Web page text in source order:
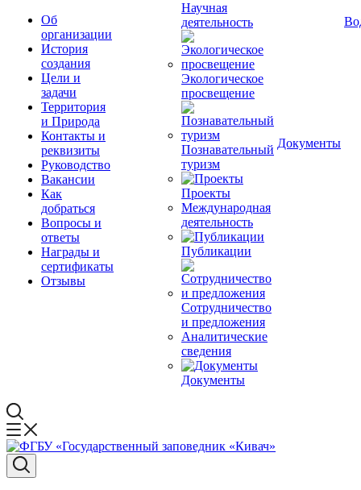
Об
организации
История
создания
Цели и
задачи
Территория
и Природа
Контакты и
реквизиты
Руководство
Вакансии
Как
добраться
Вопросы и
ответы
Награды и
сертификаты
Отзывы
Научная
деятельность
Экологическое
просвещение
Познавательный
туризм
Проекты
Международная
деятельность
Публикации
Сотрудничество
и предложения
Аналитические
сведения
Документы
Документы